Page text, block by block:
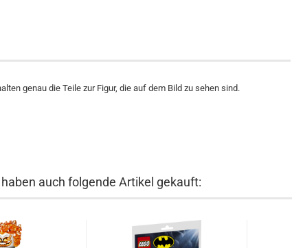
genau die Teile zur Figur, die auf dem Bild zu sehen sind.
auch folgende Artikel gekauft: